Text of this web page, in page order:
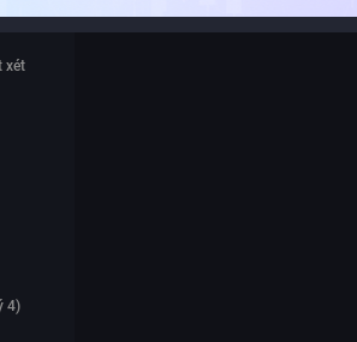
xét
4)